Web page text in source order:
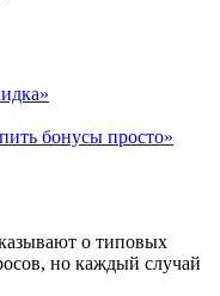
бонусы просто»
о типовых
но каждый случай